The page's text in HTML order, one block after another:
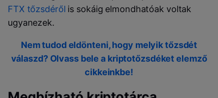
FTX tőzsdéről is sokáig elmondhatóak voltak
ugyanezek.
Nem tudod eldönteni, hogy melyik tőzsdét
válaszd? Olvass bele a kriptotőzsdéket elemző
cikkeinkbe!